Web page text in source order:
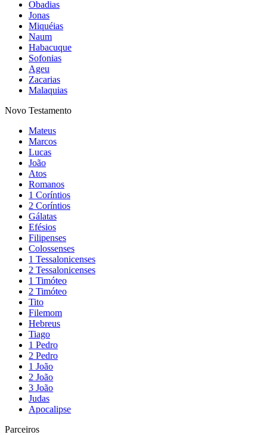
Obadias
Jonas
Miquéias
Naum
Habacuque
Sofonias
Ageu
Zacarias
Malaquias
Novo Testamento
Mateus
Marcos
Lucas
João
Atos
Romanos
1 Coríntios
2 Coríntios
Gálatas
Efésios
Filipenses
Colossenses
1 Tessalonicenses
2 Tessalonicenses
1 Timóteo
2 Timóteo
Tito
Filemom
Hebreus
Tiago
1 Pedro
2 Pedro
1 João
2 João
3 João
Judas
Apocalipse
Parceiros